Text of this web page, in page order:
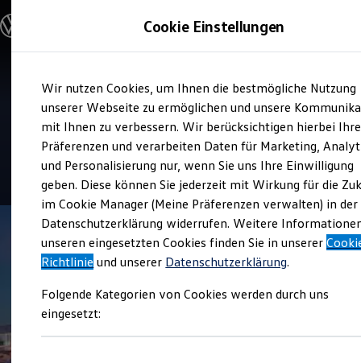
Hauptinhalt
springen
Footer
springen
Modelle & Konfigurator
Nutzfahrzeugkategorien entdecken
Modelle konfigurieren
Vorgängermodelle und Oldtimer
Vorgängermodelle
Oldtimer
Bulli Historie
Branchenlösungen & Gewerbekunden
Umbaulösungen und Hersteller finden
Auf- und Umbauten entdecken & konfigurieren
Groß- und Sonderkunden
Großkunden
Kommunen & Behörden
Journalisten
Sportvereine
Branchenlösungen
Gewerbliche Personenbeförderung
Service & mobile Werkstätten
Menschen mit Behinderung
Service
Hahn Automobile NL
Wendlingen
4.5|39 Bewertungen
Cookie Einstellungen
Wir nutzen Cookies, um Ihnen die bestmögliche Nutzung
unserer Webseite zu ermöglichen und unsere
mit Ihnen zu verbessern. Wir berücksichtigen hierbei Ihre
Präferenzen und verarbeiten Daten für Marketing,
und Personalisierung nur, wenn Sie uns Ihre Einwilligung
geben. Diese können Sie jederzeit mit Wirkung für die
im Cookie Manager (Meine Präferenzen verwalten) in der
Datenschutzerklärung widerrufen. Weitere
unseren eingesetzten Cookies finden Sie in unserer
Richtlinie und unserer Datenschutzerklärung.
Folgende Kategorien von Cookies werden durch uns
eingesetzt: